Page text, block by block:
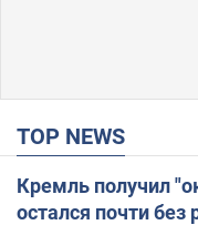
TOP NEWS
Кремль получил
остался почти без